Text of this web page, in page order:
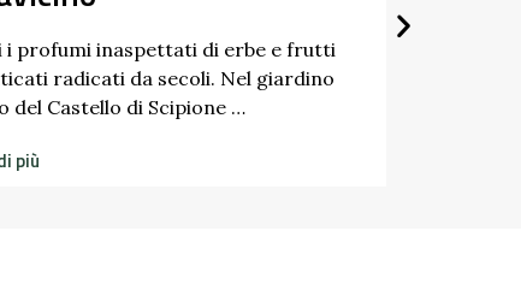
paesaggi dell’Appennino: è questo lo spirito
di “Tra Taro e Ceno”, un’iniziativa …
Scopri di più